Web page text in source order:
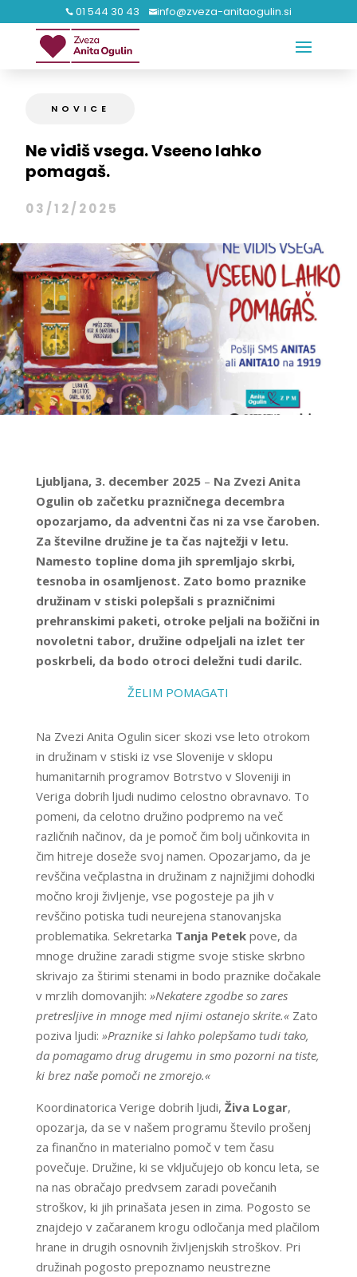
 01 544 30 43 info@zveza-anitaogulin.si
NOVICE
Ne vidiš vsega. Vseeno lahko
pomagaš.
03/12/2025
Ljubljana, 3. december 2025– Na Zvezi Anita
Ogulin ob začetku prazničnega decembra
opozarjamo, da adventni čas ni za vse čaroben.
Za številne družine je ta čas najtežji v letu.
Namesto topline doma jih spremljajo skrbi,
tesnoba in osamljenost. Zato bomo praznike
družinam v stiski polepšali s prazničnimi
prehranskimi paketi, otroke peljali na božični in
novoletni tabor, družine odpeljali na izlet ter
poskrbeli, da bodo otroci deležni tudi darilc.
ŽELIM POMAGATI
Na Zvezi Anita Ogulin sicer skozi vse leto otrokom
in družinam v stiski iz vse Slovenije v sklopu
humanitarnih programov Botrstvo v Sloveniji in
Veriga dobrih ljudi nudimo celostno obravnavo. To
pomeni, da celotno družino podpremo na več
različnih načinov, da je pomoč čim bolj učinkovita in
čim hitreje doseže svoj namen. Opozarjamo, da je
revščina večplastna in družinam z najnižjimi dohodki
močno kroji življenje, vse pogosteje pa jih v
revščino potiska tudi neurejena stanovanjska
problematika. Sekretarka Tanja Petekpove, da
mnoge družine zaradi stigme svoje stiske skrbno
skrivajo za štirimi stenami in bodo praznike dočakale
v mrzlih domovanjih: »Nekatere zgodbe so zares
pretresljive in mnoge med njimi ostanejo skrite.« Zato
poziva ljudi: »Praznike si lahko polepšamo tudi tako,
da pomagamo drug drugemu in smo pozorni na tiste,
ki brez naše pomoči ne zmorejo.«
Koordinatorica Verige dobrih ljudi, Živa Logar,
opozarja, da se v našem programu število prošenj
za finančno in materialno pomoč v tem času
povečuje. Družine, ki se vključujejo ob koncu leta, se
na nas obračajo predvsem zaradi povečanih
stroškov, ki jih prinašata jesen in zima. Pogosto se
znajdejo v začaranem krogu odločanja med plačilom
hrane in drugih osnovnih življenjskih stroškov. Pri
družinah pogosto prepoznamo neustrezne